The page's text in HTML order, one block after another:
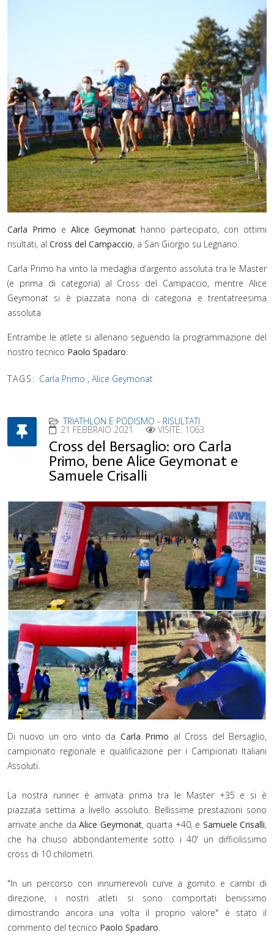
Carla Primo e Alice Geymonat hanno partecipato, con ottimi
risultati, al Cross del Campaccio, a San Giorgio su Legnano.
Carla Primo ha vinto la medaglia d’argento assoluta tra le Master
(e prima di categoria) al Cross del Campaccio, mentre Alice
Geymonat si è piazzata nona di categoria e trentatreesima
assoluta
Entrambe le atlete si allenano seguendo la programmazione del
nostro tecnico Paolo Spadaro.
TAGS: Carla Primo , Alice Geymonat
TRIATHLON E PODISMO - RISULTATI
21 FEBBRAIO 2021 VISITE: 1063
Cross del Bersaglio: oro Carla
Primo, bene Alice Geymonat e
Samuele Crisalli
Di nuovo un oro vinto da Carla Primo al Cross del Bersaglio,
campionato regionale e qualificazione per i Campionati Italiani
Assoluti.
La nostra runner è arrivata prima tra le Master +35 e si è
piazzata settima a livello assoluto. Bellissime prestazioni sono
arrivate anche daAlice Geymonat, quarta +40, e Samuele Crisalli,
che ha chiuso abbondantemente sotto i 40' un difficilissimo
cross di 10 chilometri.⁣
"In un percorso con innumerevoli curve a gomito e cambi di
direzione, i nostri atleti si sono comportati benissimo
dimostrando ancora una volta il proprio valore" è stato il
commento del tecnico Paolo Spadaro